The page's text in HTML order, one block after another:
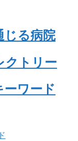
じる病院
クトリー
ーワード